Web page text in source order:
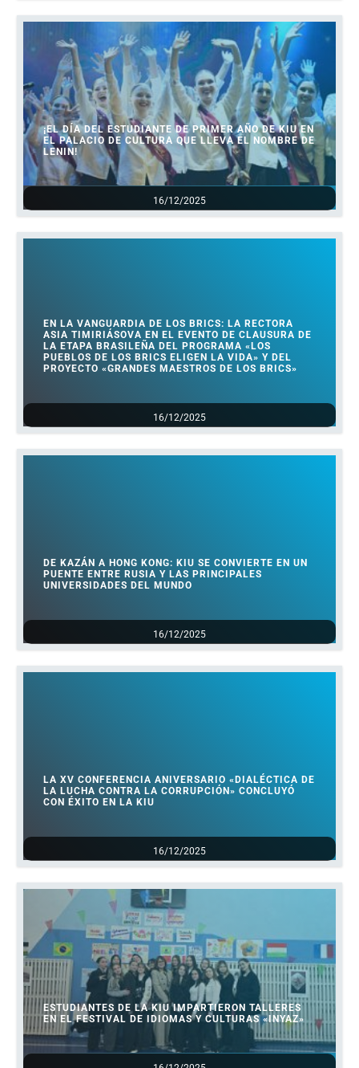
16/12/2025
¡EL DÍA DEL ESTUDIANTE DE PRIMER AÑO DE KIU EN
EL PALACIO DE CULTURA QUE LLEVA EL NOMBRE DE
LENIN!
16/12/2025
EN LA VANGUARDIA DE LOS BRICS: LA RECTORA
ASIA TIMIRIÁSOVA EN EL EVENTO DE CLAUSURA DE
LA ETAPA BRASILEÑA DEL PROGRAMA «LOS
PUEBLOS DE LOS BRICS ELIGEN LA VIDA» Y DEL
PROYECTO «GRANDES MAESTROS DE LOS BRICS»
16/12/2025
DE KAZÁN A HONG KONG: KIU SE CONVIERTE EN UN
PUENTE ENTRE RUSIA Y LAS PRINCIPALES
UNIVERSIDADES DEL MUNDO
16/12/2025
LA XV CONFERENCIA ANIVERSARIO «DIALÉCTICA DE
LA LUCHA CONTRA LA CORRUPCIÓN» CONCLUYÓ
CON ÉXITO EN LA KIU
ESTUDIANTES DE LA KIU IMPARTIERON TALLERES
EN EL FESTIVAL DE IDIOMAS Y CULTURAS «INYAZ»